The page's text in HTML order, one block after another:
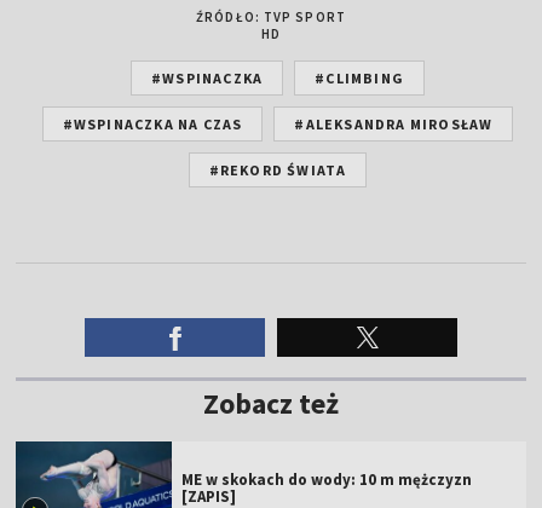
ŹRÓDŁO: TVP SPORT
HD
#WSPINACZKA #CLIMBING
#WSPINACZKA NA CZAS #ALEKSANDRA MIROSŁAW
#REKORD ŚWIATA
Zobacz też
ME w skokach do wody: 10 m mężczyzn
[ZAPIS]